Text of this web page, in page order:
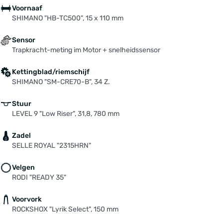
Voornaaf
SHIMANO "HB-TC500", 15 x 110 mm
Sensor
Trapkracht-meting im Motor + snelheidssensor
Kettingblad/riemschijf
SHIMANO "SM-CRE70-B", 34 Z.
Stuur
LEVEL 9 "Low Riser", 31,8, 780 mm
Zadel
SELLE ROYAL "2315HRN"
Velgen
RODI "READY 35"
Voorvork
ROCKSHOX "Lyrik Select", 150 mm